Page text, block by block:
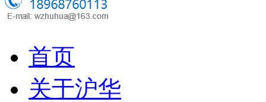
首页
关于沪华